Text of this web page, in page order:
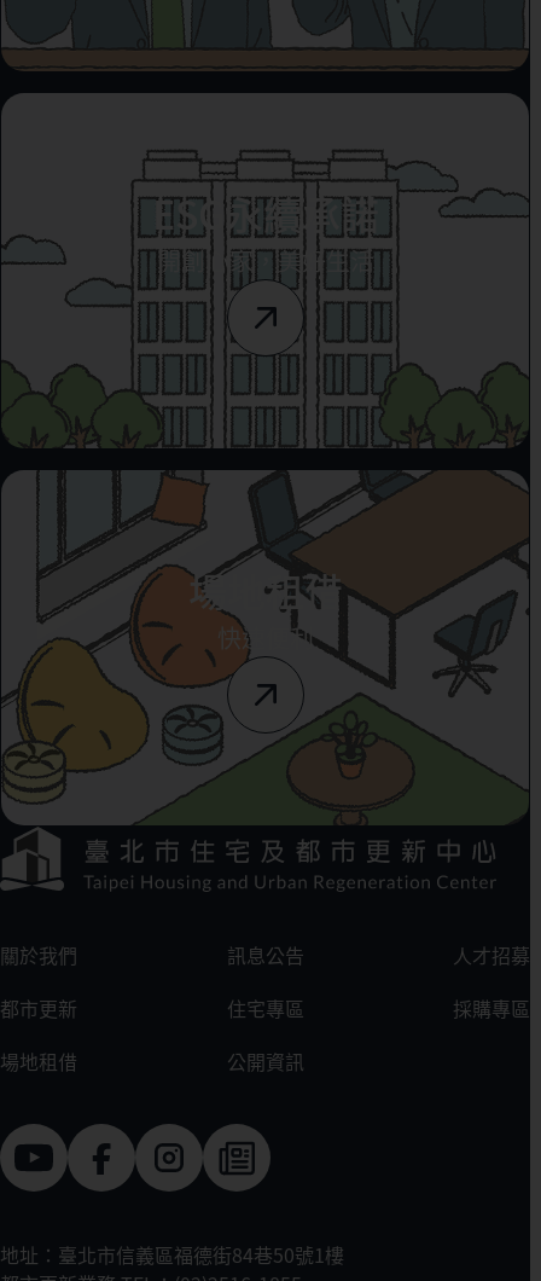
ESG永續承諾
開創心家，美好生活
場地租借
快速便利
方選單連結區
:::
關於我們 訊息公告
人才招募
都市更新
住宅專區
採購專區
場地租借
公開資訊
地址：臺北市信義區福德街84巷50號1樓